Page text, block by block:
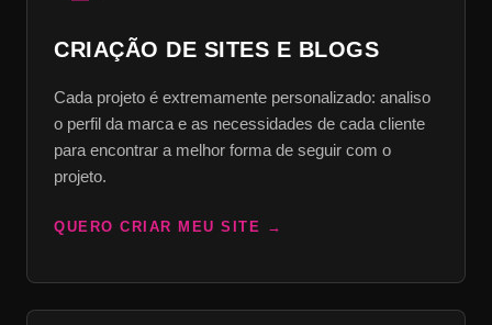
CRIAÇÃO DE SITES E BLOGS
Cada projeto é extremamente personalizado: analiso
o perfil da marca e as necessidades de cada cliente
para encontrar a melhor forma de seguir com o
projeto.
QUERO CRIAR MEU SITE